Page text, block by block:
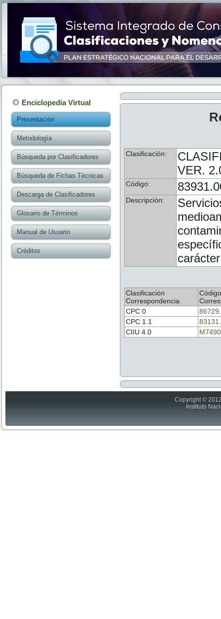
Enciclopedia Virtual
Presentación
Metodología
Búsqueda por Clasificadores
Búsqueda de Fichas Técnicas
Descarga de Clasificadores
Glosario de Términos
Manual de Usuario
Créditos
Clasificación:
VER.
Código:
Descripción:
Clasificación
Correspondencia
Código
CPC 0
CPC 1.1
CIIU 4.0
Copyright ©
Instituto